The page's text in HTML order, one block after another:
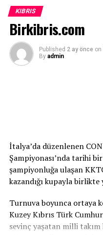
geldiğini kaydetti.
“Bu Proje
Yatırımdır”
Kırmızı açıklamasında,
duyduğu kalifiye iş
yeni fırsatlar sunacaktır.
desteğiyle önemli bir
örme aşamasına geldik.
malzemelerinin temin
sonra projenin durması
KIBRIS
Birkibris.com
Published 2 ay önce on
By admin
İtalya’da düzenlenen
Şampiyonası’nda tarihi
şampiyonluğa ulaşan
kazandığı kupayla
Turnuva boyunca ortaya
Kuzey Kıbrıs Türk
sevinç yaşatan milli